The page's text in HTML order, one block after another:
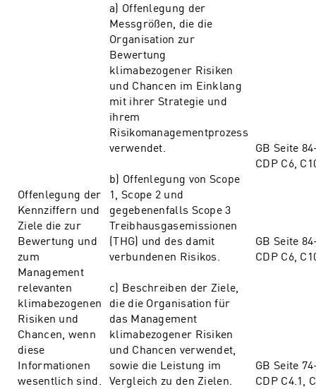
Offenlegung der
Kennziffern und
Ziele die zur
Bewertung und
zum
Management
relevanten
klimabezogenen
Risiken und
Chancen, wenn
diese
Informationen
wesentlich sind.
a) Offenlegung der
Messgrößen, die die
Organisation zur
Bewertung
klimabezogener Risiken
und Chancen im Einklang
mit ihrer Strategie und
ihrem
Risikomanagementprozess
verwendet.
b) Offenlegung von Scope
1, Scope 2 und
gegebenenfalls Scope 3
Treibhausgasemissionen
(THG) und des damit
verbundenen Risikos.
c) Beschreiben der Ziele,
die die Organisation für
das Management
klimabezogener Risiken
und Chancen verwendet,
sowie die Leistung im
Vergleich zu den Zielen.
GB Seite
CDP C6,
GB Seite
CDP C6,
GB Seite
CDP C4.1,